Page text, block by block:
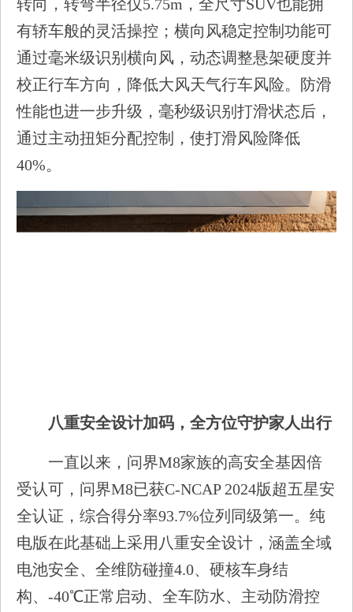
转向，转弯半径仅5.75m，全尺寸SUV也能拥
有轿车般的灵活操控；横向风稳定控制功能可
通过毫米级识别横向风，动态调整悬架硬度并
校正行车方向，降低大风天气行车风险。防滑
性能也进一步升级，毫秒级识别打滑状态后，
通过主动扭矩分配控制，使打滑风险降低
40%。
八重安全设计加码，全方位守护家人出行
一直以来，问界M8家族的高安全基因倍
受认可，问界M8已获C-NCAP 2024版超五星安
全认证，综合得分率93.7%位列同级第一。纯
电版在此基础上采用八重安全设计，涵盖全域
电池安全、全维防碰撞4.0、硬核车身结
构、-40℃正常启动、全车防水、主动防滑控